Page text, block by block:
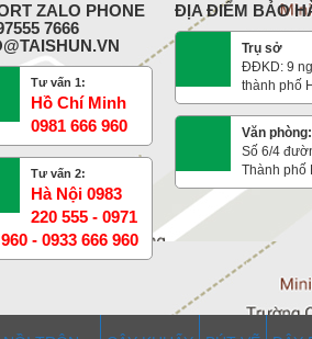
ZALO PHONE
7666
Tư vấn 1:
Hồ Chí Minh
0981 666 960
Tư vấn 2:
Hà Nội 0983
220 555 - 0971
- 0933 666 960
ĐỊA ĐIỂM BẢO
Trụ sở
ĐĐKD: 9
thành phố
Văn phòng:
Số 6/4
Thành phố